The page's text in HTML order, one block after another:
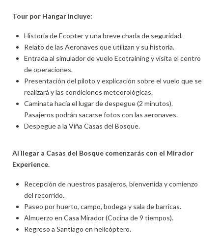
Tour por Hangar incluye:
Historia de Ecopter y una breve charla de seguridad.
Relato de las Aeronaves que utilizan y su historia.
Entrada al simulador de vuelo Ecotraining y visita el centro
de operaciones.
Presentación del piloto y explicación sobre el vuelo que se
realizará y las condiciones meteorológicas.
Caminata hacia el lugar de despegue (2 minutos).
Pasajeros podrán sacarse fotos con las aeronaves.
Despegue a la Viña Casas del Bosque.
Al llegar a Casas del Bosque comenzarás con el Mirador
Experience.
Recepción de nuestros pasajeros, bienvenida y comienzo
del recorrido.
Paseo por huerto, campo, bodega y sala de barricas.
Almuerzo en Casa Mirador (Cocina de 9 tiempos).
Regreso a Santiago en helicóptero.